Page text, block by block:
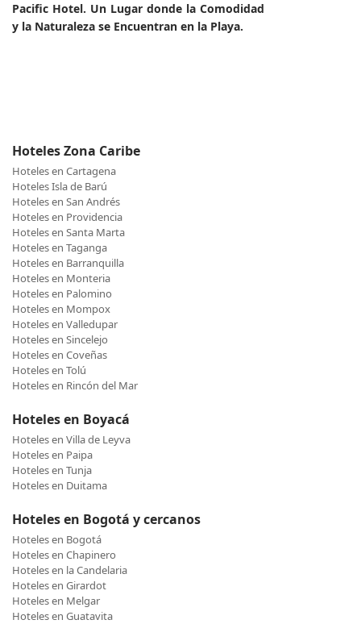
Pacific Hotel. Un Lugar donde la Comodidad
y la Naturaleza se Encuentran en la Playa.
Hoteles Zona Caribe
Hoteles en Cartagena
Hoteles Isla de Barú
Hoteles en San Andrés
Hoteles en Providencia
Hoteles en Santa Marta
Hoteles en Taganga
Hoteles en Barranquilla
Hoteles en Monteria
Hoteles en Palomino
Hoteles en Mompox
Hoteles en Valledupar
Hoteles en Sincelejo
Hoteles en Coveñas
Hoteles en Tolú
Hoteles en Rincón del Mar
Hoteles en Boyacá
Hoteles en Villa de Leyva
Hoteles en Paipa
Hoteles en Tunja
Hoteles en Duitama
Hoteles en Bogotá y cercanos
Hoteles en Bogotá
Hoteles en Chapinero
Hoteles en la Candelaria
Hoteles en Girardot
Hoteles en Melgar
Hoteles en Guatavita